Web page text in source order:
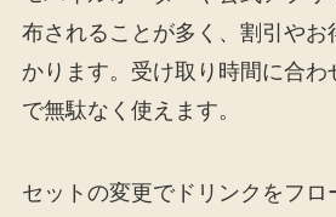
布されることが多く、割引やお
かります。受け取り時間に合わ
で無駄なく使えます。
セットの変更でドリンクをフロ